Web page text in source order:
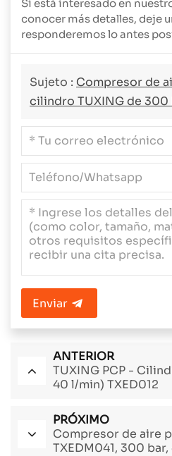
Si está interesado en
conocer más detalles, deje
responderemos lo antes
Sujeto : Compresor de
cilindro TUXING de 300
Enviar
ANTERIOR
TUXING PCP -
40 l/min) TXED012
PRÓXIMO
Compresor de aire
TXEDM041, 300